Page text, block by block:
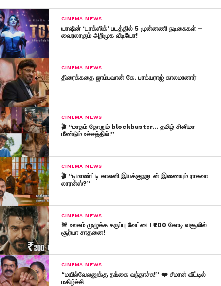
CINEMA NEWS
யாஷின் ‘டாக்ஸிக்’ படத்தில் 5 முன்னணி நடிகைகள் –
வைரலாகும் அறிமுக வீடியோ!
CINEMA NEWS
திரைக்கதை ஜாம்பவான் கே. பாக்யராஜ் காலமானார்
CINEMA NEWS
🎬 “மாதம் தோறும் blockbuster… தமிழ் சினிமா
மீண்டும் உச்சத்தில்!”
CINEMA NEWS
🎬 “டிமாண்ட்டி காலனி இயக்குநருடன் இணையும் ராகவா
லாரன்ஸ்?”
CINEMA NEWS
🚨 உலகம் முழுக்க கருப்பு வேட்டை! ₹200 கோடி வசூலில்
சூர்யா சாதனை!
CINEMA NEWS
“மயில்வேலனுக்கு தங்கை வந்தாச்சு!” ❤️ சீமான் வீட்டில்
மகிழ்ச்சி